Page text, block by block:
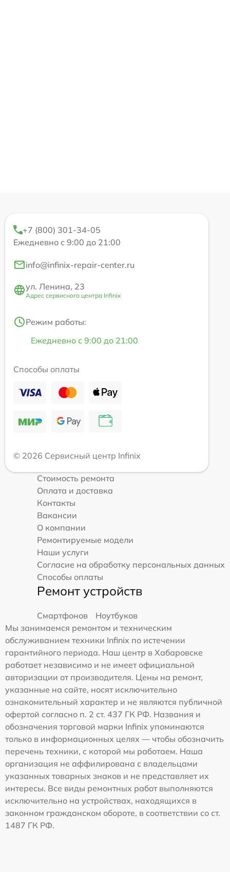
+7 (800) 301-34-05
Ежедневно с 9:00 до 21:00
info@infinix-repair-center.ru
ул. Ленина, 23
Адрес сервисного центра Infinix
Режим работы:
Ежедневно с 9:00 до 21:00
Способы оплаты
© 2026 Сервисный центр Infinix
Стоимость ремонта
Оплата и доставка
Контакты
Вакансии
О компании
Ремонтируемые модели
Наши услуги
Согласие на обработку персональных данных
Способы оплаты
Ремонт устройств
Смартфонов
Ноутбуков
Мы занимаемся ремонтом и техническим
обслуживанием техники Infinix по истечении
гарантийного периода. Наш центр в Хабаровске
работает независимо и не имеет официальной
авторизации от производителя. Цены на ремонт,
указанные на сайте, носят исключительно
ознакомительный характер и не являются публичной
офертой согласно п. 2 ст. 437 ГК РФ. Названия и
обозначения торговой марки Infinix упоминаются
только в информационных целях — чтобы обозначить
перечень техники, с которой мы работаем. Наша
организация не аффилирована с владельцами
указанных товарных знаков и не представляет их
интересы. Все виды ремонтных работ выполняются
исключительно на устройствах, находящихся в
законном гражданском обороте, в соответствии со ст.
1487 ГК РФ.